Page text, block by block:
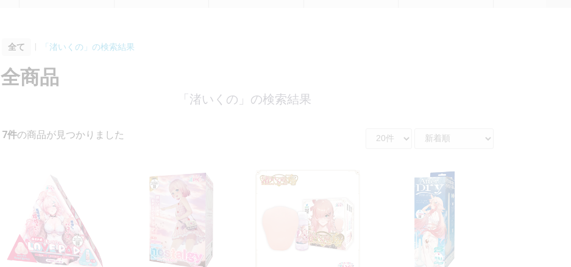
全て 「渚いくの」の検索結果
全商品
「渚いくの」の検索結果
7件の商品が見つかりました